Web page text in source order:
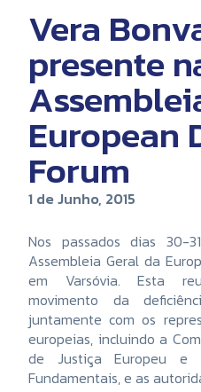
Vera
presente
European
Forum
1 de Junho, 2015
Nos passados dias 30-
Assembleia Geral da
em Varsóvia. Esta
movimento da
juntamente com os
europeias, incluindo a
de Justiça Europeu e
Fundamentais, e as